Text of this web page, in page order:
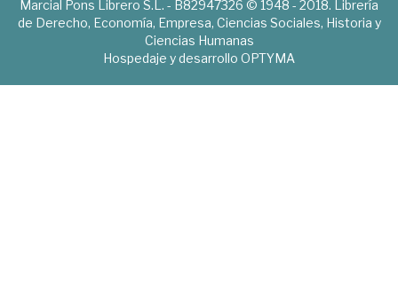
Marcial Pons Librero S.L. - B82947326 © 1948 - 2018. Librería
de Derecho, Economía, Empresa, Ciencias Sociales, Historia y
Ciencias Humanas
Hospedaje y desarrollo OPTYMA